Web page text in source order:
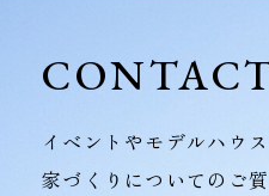
イベントやモデルハウス
家づくりについてのご